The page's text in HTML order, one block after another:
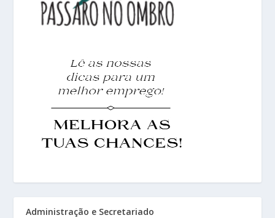
Administração e Secretariado